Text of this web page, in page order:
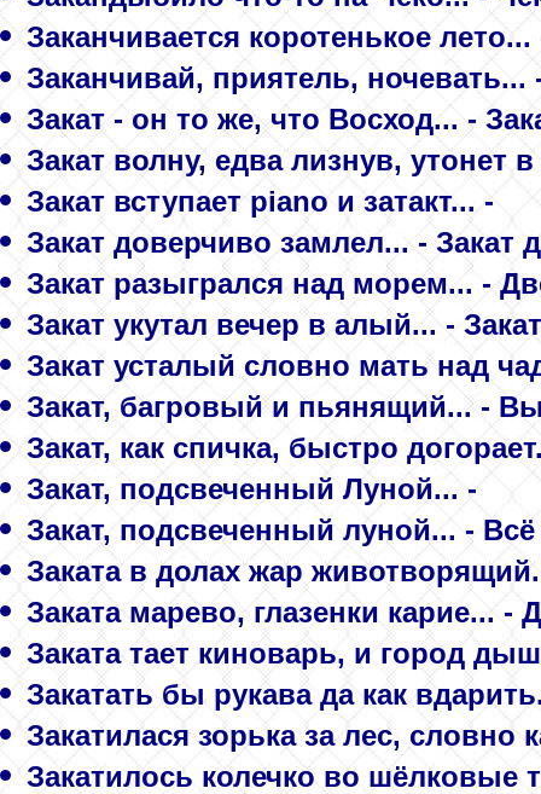
Заканчивается коротенькое
Заканчивай, приятель, ночевать...
Закат - он то же, что Восход... -
Закат волну, едва лизнув, утонет
Закат вступает piano и затакт... -
Закат доверчиво замлел... - Закат
Закат разыгрался над морем... -
Закат укутал вечер в алый... - Закат
Закат усталый словно мать над
Закат, багровый и пьянящий... -
Закат, как спичка, быстро
Закат, подсвеченный Луной... -
Закат, подсвеченный луной... -
Заката в долах жар
Заката марево, глазенки карие... -
Заката тает киноварь, и город
Закатать бы рукава да как
Закатилася зорька за лес, словно
Закатилось колечко во